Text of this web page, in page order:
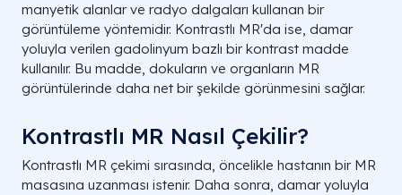
manyetik alanlar ve radyo dalgaları kullanan bir
görüntüleme yöntemidir. Kontrastlı MR'da ise, damar
yoluyla verilen gadolinyum bazlı bir kontrast madde
kullanılır. Bu madde, dokuların ve organların MR
görüntülerinde daha net bir şekilde görünmesini sağlar.
Kontrastlı MR Nasıl Çekilir?
Kontrastlı MR çekimi sırasında, öncelikle hastanın bir MR
masasına uzanması istenir. Daha sonra, damar yoluyla